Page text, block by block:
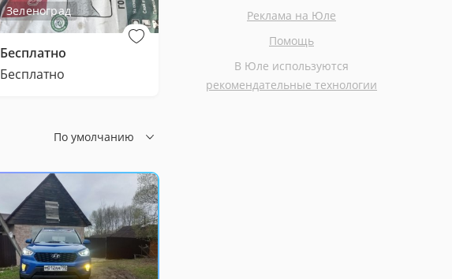
Зеленоград
Бесплатно
Бесплатно
Котенок девочка в добрые руки
По умолчанию
Реклама на Юле
Помощь
В Юле используются
рекомендательные технологии